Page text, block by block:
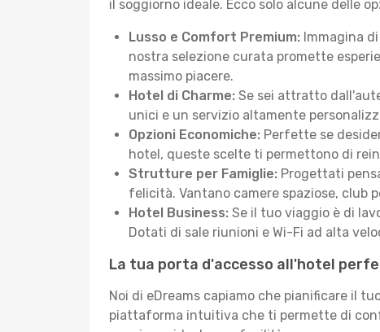
il soggiorno ideale. Ecco solo alcune delle
Lusso e Comfort Premium: Immagina
nostra selezione curata promette
massimo piacere.
Hotel di Charme: Se sei attratto
unici e un servizio altamente
Opzioni Economiche: Perfette se
hotel, queste scelte ti permettono di
Strutture per Famiglie: Progettati
felicità. Vantano camere spaziose,
Hotel Business: Se il tuo viaggio è di
Dotati di sale riunioni e Wi-Fi ad alta
La tua porta d'accesso all'hotel
Noi di eDreams capiamo che pianificare il
piattaforma intuitiva che ti permette di